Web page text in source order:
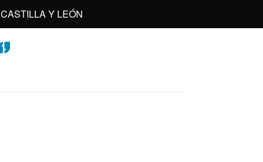
CASTILLA Y LEÓN